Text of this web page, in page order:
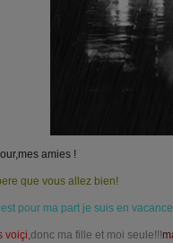
amies !
que vous allez bien!
pour ma part je suis en
voiçi,donc ma fille et moi seule!!!